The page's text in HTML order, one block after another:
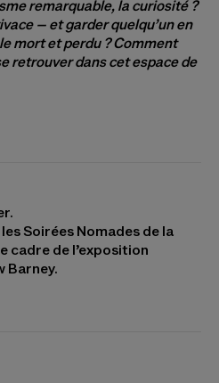
remarquable, la curiosité ?
– et garder quelqu’un en
mort et perdu ? Comment
retrouver dans cet espace de
Soirées Nomades de la
cadre de l’exposition
Barney.